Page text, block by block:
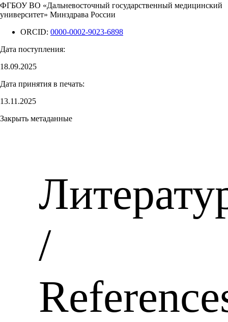
ФГБОУ ВО «Дальневосточный государственный медицинский
университет» Минздрава России
ORCID: 0000-0002-9023-6898
Дата поступления:
18.09.2025
Дата принятия в печать:
13.11.2025
Закрыть метаданные
/